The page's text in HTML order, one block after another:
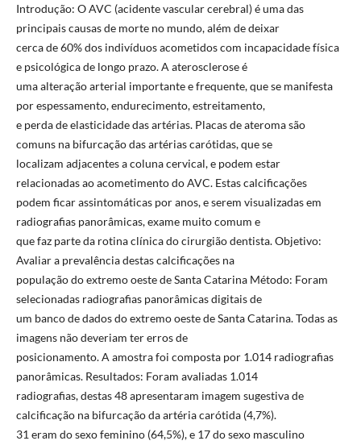
Introdução: O AVC (acidente vascular cerebral) é uma das
principais causas de morte no mundo, além de deixar
cerca de 60% dos indivíduos acometidos com incapacidade física
e psicológica de longo prazo. A aterosclerose é
uma alteração arterial importante e frequente, que se manifesta
por espessamento, endurecimento, estreitamento,
e perda de elasticidade das artérias. Placas de ateroma são
comuns na bifurcação das artérias carótidas, que se
localizam adjacentes a coluna cervical, e podem estar
relacionadas ao acometimento do AVC. Estas calcificações
podem ficar assintomáticas por anos, e serem visualizadas em
radiografias panorâmicas, exame muito comum e
que faz parte da rotina clínica do cirurgião dentista. Objetivo:
Avaliar a prevalência destas calcificações na
população do extremo oeste de Santa Catarina Método: Foram
selecionadas radiografias panorâmicas digitais de
um banco de dados do extremo oeste de Santa Catarina. Todas as
imagens não deveriam ter erros de
posicionamento. A amostra foi composta por 1.014 radiografias
panorâmicas. Resultados: Foram avaliadas 1.014
radiografias, destas 48 apresentaram imagem sugestiva de
calcificação na bifurcação da artéria carótida (4,7%).
31 eram do sexo feminino (64,5%), e 17 do sexo masculino